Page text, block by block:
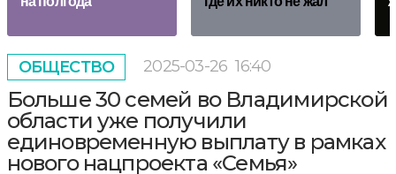
ОБЩЕСТВО 2025-03-26 16:40
Больше 30 семей во Владимирской
области уже получили
единовременную выплату в рамках
нового нацпроекта «Семья»